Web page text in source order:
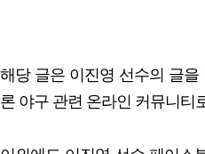
해당 글은 이진영 선수의 글
론 야구 관련 온라인 커뮤니티